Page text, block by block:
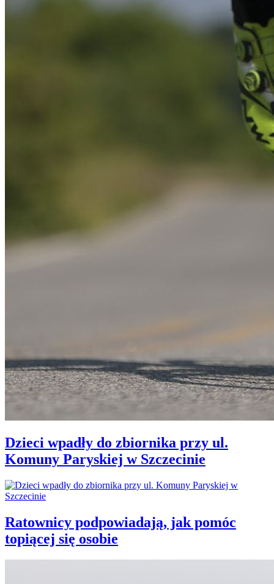
Dzieci wpadły do zbiornika przy ul.
Komuny Paryskiej w Szczecinie
Ratownicy podpowiadają, jak pomóc
topiącej się osobie